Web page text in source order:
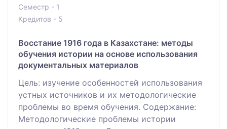
Семестр - 1
Кредитов - 5
Восстание 1916 года в Казахстане: методы
обучения истории на основе использования
документальных материалов
Цель: изучение особенностей использования
устных источников и их методологические
проблемы во время обучения. Содержание:
Методологические проблемы истории